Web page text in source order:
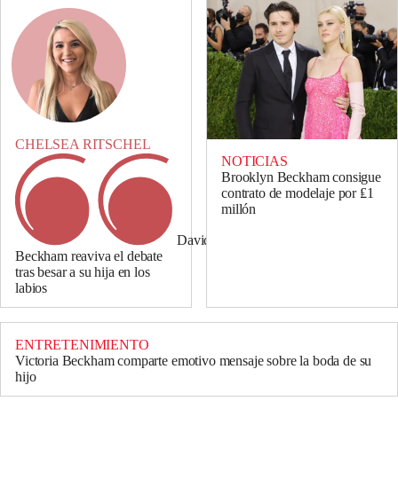
CHELSEA RITSCHEL
David
Beckham reaviva el debate
tras besar a su hija en los
labios
NOTICIAS
Brooklyn Beckham consigue
contrato de modelaje por ₤1
millón
ENTRETENIMIENTO
Victoria Beckham comparte emotivo mensaje sobre la boda de su
hijo